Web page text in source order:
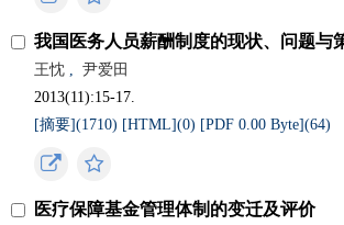
我国医务人员薪酬制度的现状、问题与
王忱 ,
尹爱田
2013(11):15-17.
[摘要](1710) [HTML](0) [PDF 0.00 Byte](64)
医疗保障基金管理体制的变迁及评价